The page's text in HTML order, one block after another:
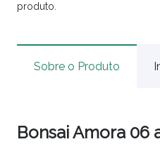
produto.
Sobre o Produto
Bonsai Amora 06